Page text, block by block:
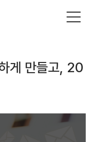
게 만들고, 20